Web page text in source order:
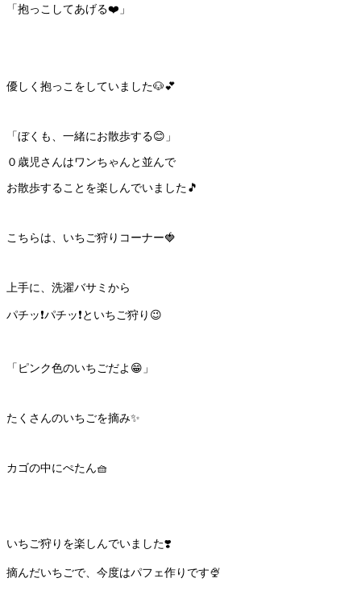
「抱っこしてあげる❤️」
優しく抱っこをしていました🐶💕
「ぼくも、一緒にお散歩する😊」
０歳児さんはワンちゃんと並んで
お散歩することを楽しんでいました🎵
こちらは、いちご狩りコーナー🍓
上手に、洗濯バサミから
パチッ❗️パチッ❗️といちご狩り😉
「ピンク色のいちごだよ😁」
たくさんのいちごを摘み✨
カゴの中にぺたん🧺
いちご狩りを楽しんでいました❣️
摘んだいちごで、今度はパフェ作りです🍨